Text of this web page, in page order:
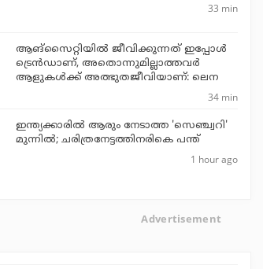
33 min
ആങ്സൈറ്റിയിൽ ജീവിക്കുന്നത് ഇപ്പോൾ
ട്രെൻഡാണ്, അതൊന്നുമില്ലാത്തവർ
ആളുകൾക്ക് അത്ഭുതജീവിയാണ്: ലെന
34 min
ഇന്ത്യക്കാരില്‍ ആരും നേടാത്ത 'സെഞ്ച്വറി'
മുന്നില്‍; ചരിത്രനേട്ടത്തിനരികെ പന്ത്
1 hour ago
Advertisement